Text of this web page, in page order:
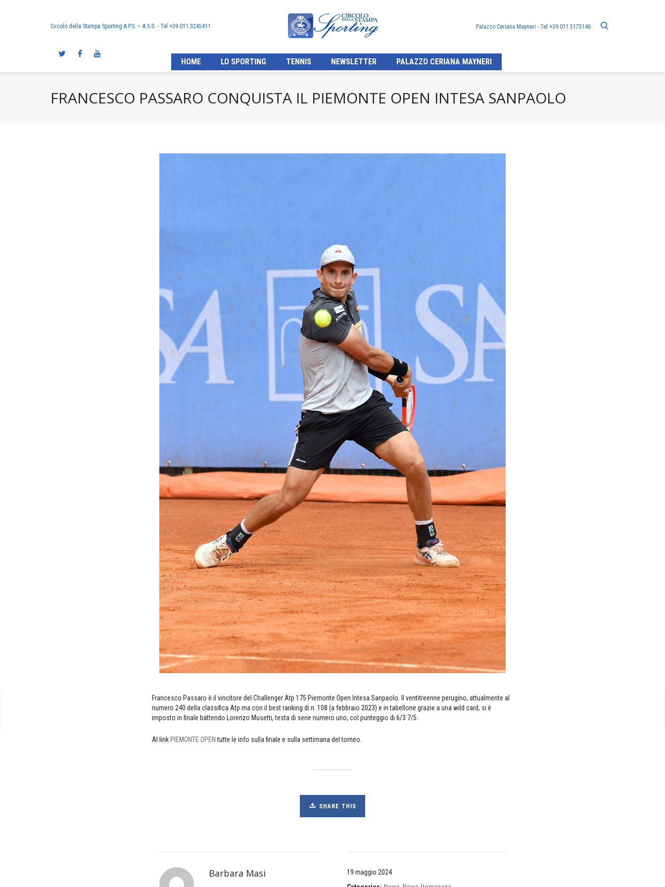
Circolo della Stampa Sporting A.P.S. – A.S.D. - Tel +39.011.3245411 Palazzo Ceriana Mayneri - Tel +39.011.5175146
HOME LO SPORTING TENNIS NEWSLETTER PALAZZO CERIANA MAYNERI
FRANCESCO PASSARO CONQUISTA IL PIEMONTE OPEN INTESA SANPAOLO
Francesco Passaro è il vincitore del Challenger Atp 175 Piemonte Open Intesa Sanpaolo. Il ventitreenne perugino, attualmente al
numero 240 della classifica Atp ma con il best ranking di n. 108 (a febbraio 2023) e in tabellone grazie a una wild card, si è
imposto in finale battendo Lorenzo Musetti, testa di serie numero uno, col punteggio di 6/3 7/5.
Al link PIEMONTE OPEN tutte le info sulla finale e sulla settimana del torneo.
SHARE THIS
Barbara Masi
19 maggio 2024